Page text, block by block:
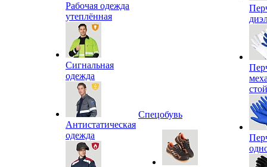
Рабочая одежда
утеплённая
Сигнальная
одежда
Антистатическая
одежда
Спецобувь